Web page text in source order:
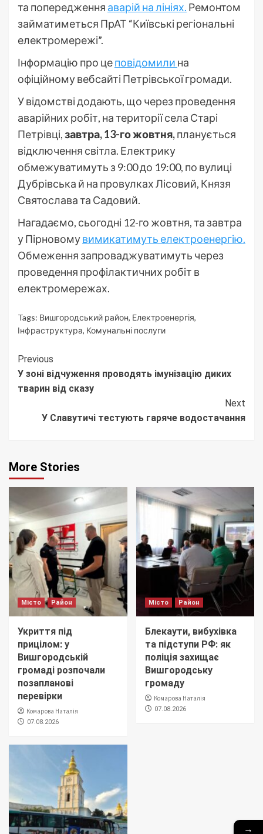
та попередження аварій на лініях. Ремонтом
займатиметься ПрАТ “Київські регіональні
електромережі”.
Інформацію про цеповідомили на
офіційному вебсайті Петрівської громади.
У відомстві додають, що через проведення
аварійних робіт, на території села Старі
Петрівці,завтра, 13-го жовтня,планується
відключення світла. Електрику
обмежуватимуть з 9:00 до 19:00, по вулиці
Дубрівська й на провулках Лісовий, Князя
Святослава та Садовий.
Нагадаємо, сьогодні 12-го жовтня, та завтра
у Пірновомувимикатимуть електроенергію.
Обмеження запроваджуватимуть через
проведення профілактичних робіт в
електромережах.
Tags: Вишгородський район, Електроенергія,
Інфраструктура, Комунальні послуги
Continue
Reading
Previous
У зоні відчуження проводять імунізацію диких
тварин від сказу
Next
У Славутичі тестують гаряче водостачання
More Stories
Місто Район
Укриття під
прицілом: у
Вишгородській
громаді розпочали
позапланові
перевірки
Комарова Наталія
07.08.2026
Місто Район
Блекаути, вибухівка
та підступи РФ: як
поліція захищає
Вишгородську
громаду
Комарова Наталія
07.08.2026
→